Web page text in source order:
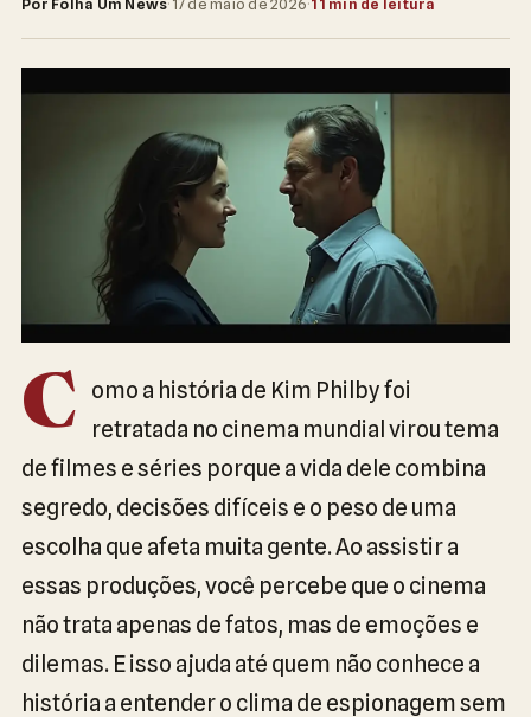
Por Folha Um News· 17 de maio de 2026·11 min de leitura
C
omo a história de Kim Philby foi
retratada no cinema mundial virou tema
de filmes e séries porque a vida dele combina
segredo, decisões difíceis e o peso de uma
escolha que afeta muita gente. Ao assistir a
essas produções, você percebe que o cinema
não trata apenas de fatos, mas de emoções e
dilemas. E isso ajuda até quem não conhece a
história a entender o clima de espionagem sem